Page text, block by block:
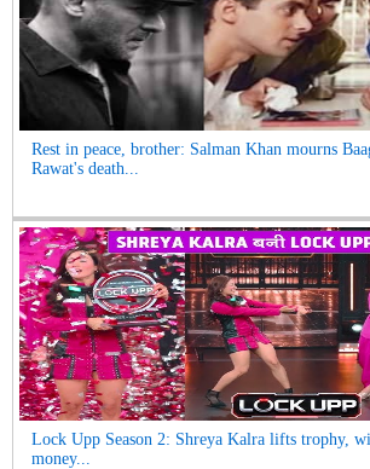
Rest in peace, brother: Salman Khan mourns
Rawat's death...
Lock Upp Season 2: Shreya Kalra lifts trophy,
money...